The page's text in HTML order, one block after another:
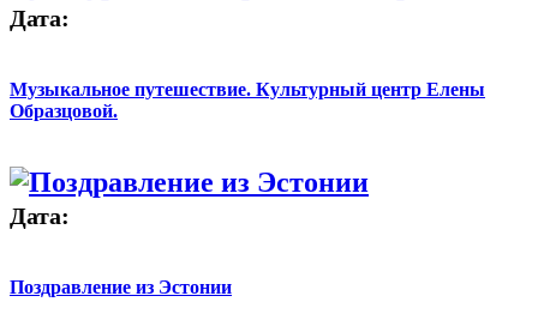
Дата:
Музыкальное путешествие. Культурный центр Елены
Образцовой.
Дата:
Поздравление из Эстонии